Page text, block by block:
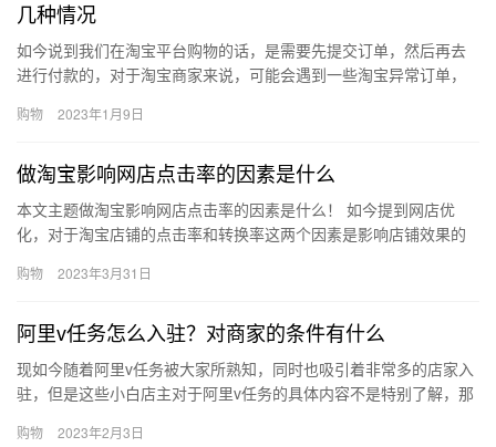
几种情况
如今说到我们在淘宝平台购物的话，是需要先提交订单，然后再去
进行付款的，对于淘宝商家来说，可能会遇到一些淘宝异常订单，
单在哪…
购物 2023年1月9日
做淘宝影响网店点击率的因素是什么
本文主题做淘宝影响网店点击率的因素是什么！ 如今提到网店优
化，对于淘宝店铺的点击率和转换率这两个因素是影响店铺效果的
词的选…
购物 2023年3月31日
阿里v任务怎么入驻？对商家的条件有什么
现如今随着阿里v任务被大家所熟知，同时也吸引着非常多的店家入
驻，但是这些小白店主对于阿里v任务的具体内容不是特别了解，那
购物 2023年2月3日